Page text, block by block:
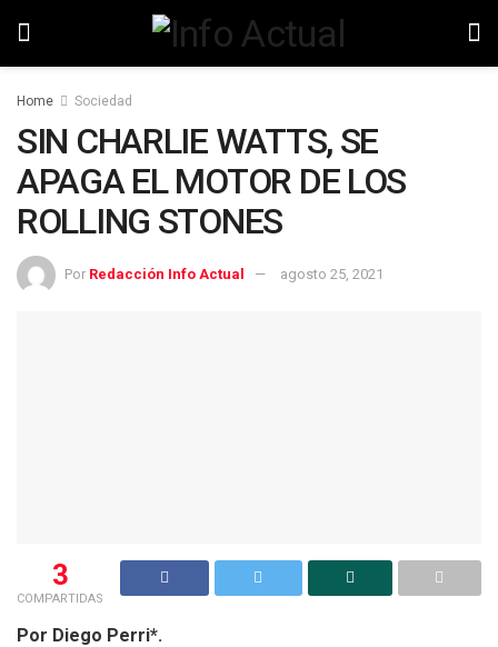
Home Sociedad
SIN CHARLIE WATTS, SE
APAGA EL MOTOR DE LOS
ROLLING STONES
Por Redacción Info Actual agosto 25, 2021
3
COMPARTIDAS
Por Diego Perri*.